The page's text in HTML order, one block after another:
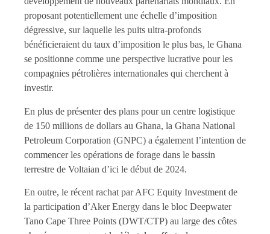
proposant potentiellement une échelle d’imposition
dégressive, sur laquelle les puits ultra-profonds
bénéficieraient du taux d’imposition le plus bas, le Ghana
se positionne comme une perspective lucrative pour les
compagnies pétrolières internationales qui cherchent à
investir.
En plus de présenter des plans pour un centre logistique
de 150 millions de dollars au Ghana, la Ghana National
Petroleum Corporation (GNPC) a également l’intention de
commencer les opérations de forage dans le bassin
terrestre de Voltaian d’ici le début de 2024.
En outre, le récent rachat par AFC Equity Investment de
la participation d’Aker Energy dans le bloc Deepwater
Tano Cape Three Points (DWT/CTP) au large des côtes